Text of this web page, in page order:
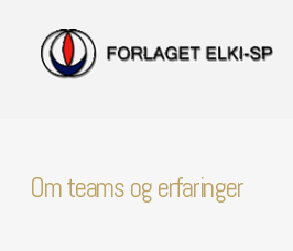
Om teams og erfaringer